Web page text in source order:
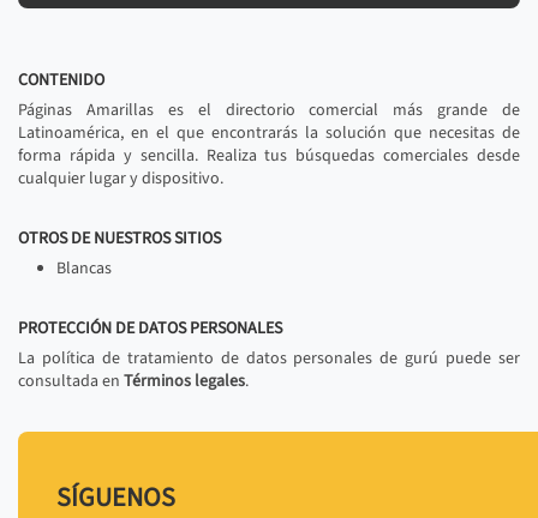
CONTENIDO
Páginas Amarillas es el directorio comercial más grande de
Latinoamérica, en el que encontrarás la solución que necesitas de
forma rápida y sencilla. Realiza tus búsquedas comerciales desde
cualquier lugar y dispositivo.
OTROS DE NUESTROS SITIOS
Blancas
PROTECCIÓN DE DATOS PERSONALES
La política de tratamiento de datos personales de gurú puede ser
consultada en Términos legales.
SÍGUENOS